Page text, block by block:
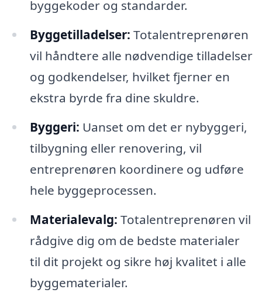
byggekoder og standarder.
Byggetilladelser: Totalentreprenøren
vil håndtere alle nødvendige tilladelser
og godkendelser, hvilket fjerner en
ekstra byrde fra dine skuldre.
Byggeri: Uanset om det er nybyggeri,
tilbygning eller renovering, vil
entreprenøren koordinere og udføre
hele byggeprocessen.
Materialevalg: Totalentreprenøren vil
rådgive dig om de bedste materialer
til dit projekt og sikre høj kvalitet i alle
byggematerialer.